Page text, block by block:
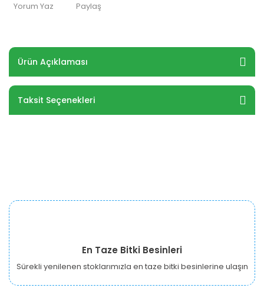
Yorum Yaz Paylaş
Ürün Açıklaması
Taksit Seçenekleri
En Taze Bitki Besinleri
Sürekli yenilenen stoklarımızla en taze bitki besinlerine ulaşın